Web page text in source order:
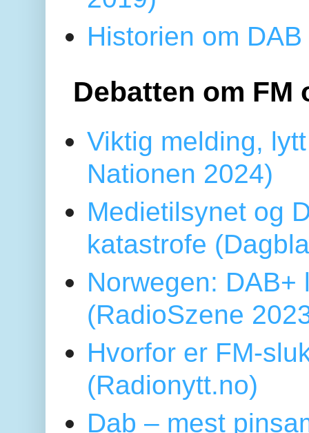
Historien om
Debatten om FM
Viktig melding,
Nationen 2024)
Medietilsynet og
katastrofe
Norwegen:
(RadioSzene
Hvorfor er FM-
(Radionytt.no)
Dab – mest